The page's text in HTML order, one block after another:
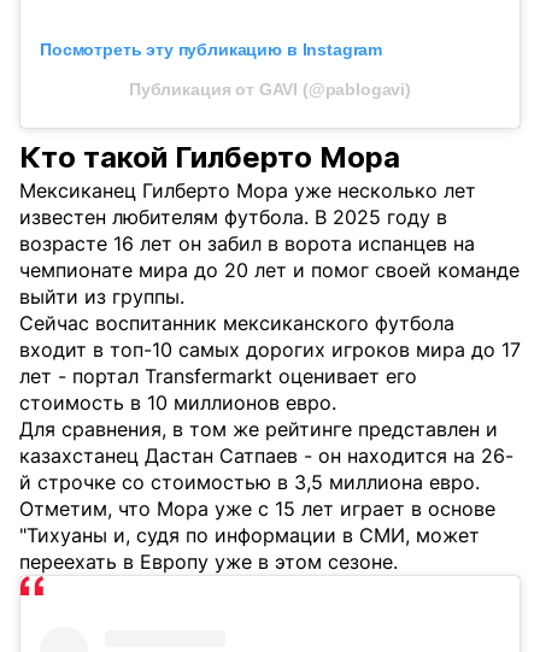
Посмотреть эту публикацию в Instagram
Публикация от GAVI (@pablogavi)
Кто такой Гилберто Мора
Мексиканец Гилберто Мора уже несколько лет
известен любителям футбола. В 2025 году в
возрасте 16 лет он забил в ворота испанцев на
чемпионате мира до 20 лет и помог своей команде
выйти из группы.
Сейчас воспитанник мексиканского футбола
входит в топ-10 самых дорогих игроков мира до 17
лет - портал Transfermarkt оценивает его
стоимость в 10 миллионов евро.
Для сравнения, в том же рейтинге представлен и
казахстанец Дастан Сатпаев - он находится на 26-
й строчке со стоимостью в 3,5 миллиона евро.
Отметим, что Мора уже с 15 лет играет в основе
"Тихуаны и, судя по информации в СМИ, может
переехать в Европу уже в этом сезоне.